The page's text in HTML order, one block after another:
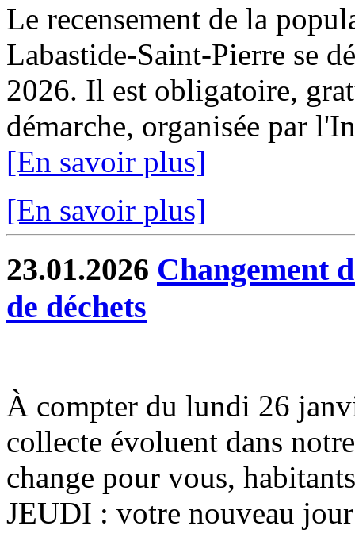
Le recensement de la
Labastide-Saint-Pierre se
2026. Il est obligatoire,
démarche, organisée par
[En savoir plus]
[En savoir plus]
23.01.2026 Changement
de déchets
À compter du lundi 26
collecte évoluent dans
change pour vous,
JEUDI : votre nouveau